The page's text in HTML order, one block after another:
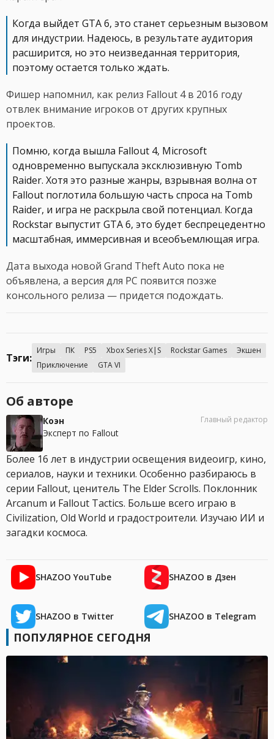
Когда выйдет GTA 6, это станет серьезным вызовом
для индустрии. Надеюсь, в результате аудитория
расширится, но это неизведанная территория,
поэтому остается только ждать.
Фишер напомнил, как релиз Fallout 4 в 2016 году
отвлек внимание игроков от других крупных
проектов.
Помню, когда вышла Fallout 4, Microsoft
одновременно выпускала эксклюзивную Tomb
Raider. Хотя это разные жанры, взрывная волна от
Fallout поглотила большую часть спроса на Tomb
Raider, и игра не раскрыла свой потенциал. Когда
Rockstar выпустит GTA 6, это будет беспрецедентно
масштабная, иммерсивная и всеобъемлющая игра.
Дата выхода новой Grand Theft Auto пока не
объявлена, а версия для PC появится позже
консольного релиза — придется подождать.
Тэги:
Игры ПК PS5 Xbox Series X|S Rockstar Games
Экшен
Приключение
GTA VI
Об авторе
Коэн
Эксперт по Fallout
Главный редактор
Более 16 лет в индустрии освещения видеоигр, кино,
сериалов, науки и техники. Особенно разбираюсь в
серии Fallout, ценитель The Elder Scrolls. Поклонник
Arcanum и Fallout Tactics. Больше всего играю в
Civilization, Old World и градостроители. Изучаю ИИ и
загадки космоса.
SHAZOO YouTube SHAZOO в Дзен
SHAZOO в Twitter SHAZOO в Telegram
ПОПУЛЯРНОЕ СЕГОДНЯ